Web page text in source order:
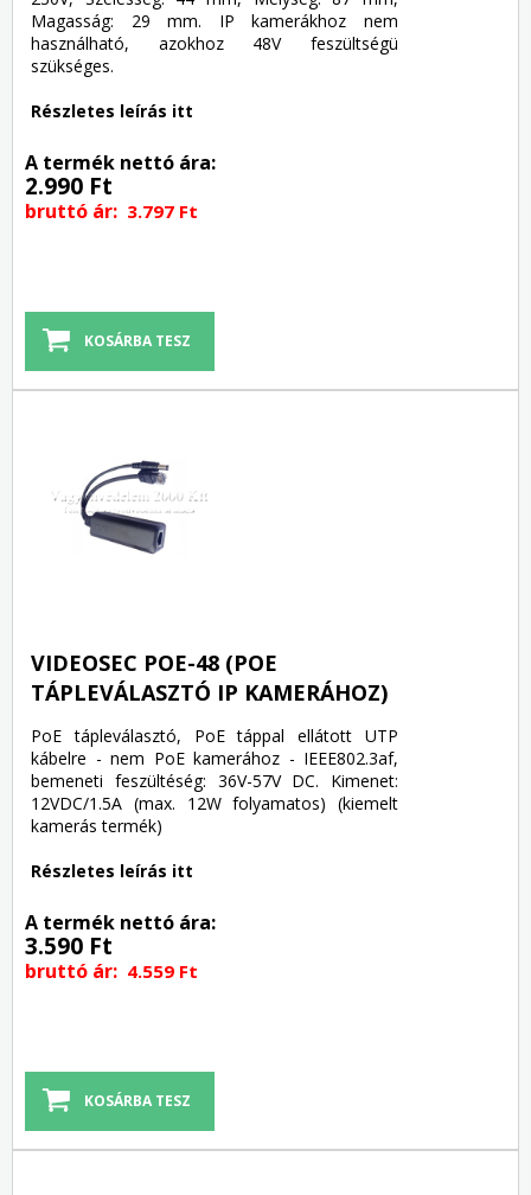
Magasság: 29 mm. IP kamerákhoz nem
használható, azokhoz 48V feszültségü
szükséges.
Részletes leírás itt
A termék nettó ára:
2.990 Ft
bruttó ár: 3.797 Ft
VIDEOSEC POE-48 (POE
TÁPLEVÁLASZTÓ IP KAMERÁHOZ)
PoE tápleválasztó, PoE táppal ellátott UTP
kábelre - nem PoE kamerához - IEEE802.3af,
bemeneti feszültéség: 36V-57V DC. Kimenet:
12VDC/1.5A (max. 12W folyamatos) (kiemelt
kamerás termék)
Részletes leírás itt
A termék nettó ára:
3.590 Ft
bruttó ár: 4.559 Ft